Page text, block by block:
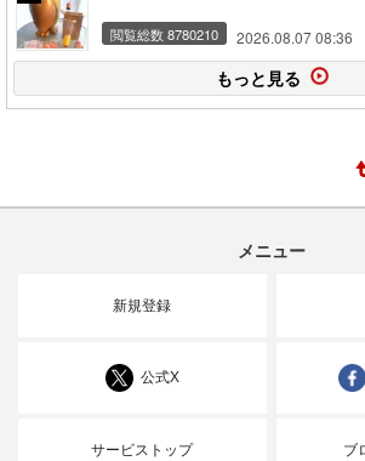
閲覧総数 8780210 2026.08.07 08:36
もっと見る
メニュー
新規登録
公式X
サービストップ ブ